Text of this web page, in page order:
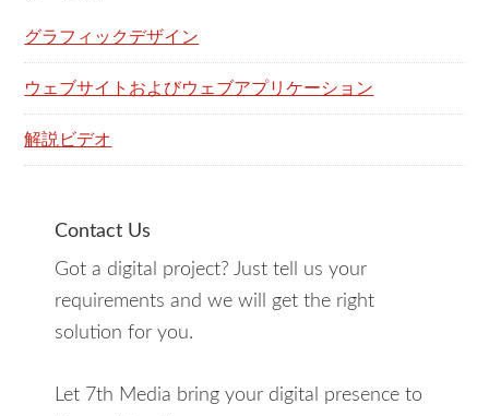
グラフィックデザイン
ウェブサイトおよびウェブアプリケーション
解説ビデオ
Contact Us
Got a digital project? Just tell us your
requirements and we will get the right
solution for you.
Let 7th Media bring your digital presence to